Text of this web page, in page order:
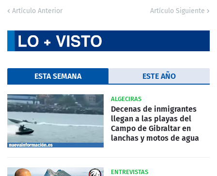
Artículo Anterior Artículo Siguiente
ESTA SEMANA ESTE AÑO
ALGECIRAS
Decenas de inmigrantes
llegan a las playas del
Campo de Gibraltar en
lanchas y motos de agua
ENTREVISTAS